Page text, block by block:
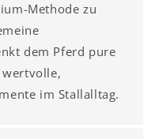
Methode zu
dem Pferd pure
wertvolle,
im Stallalltag.